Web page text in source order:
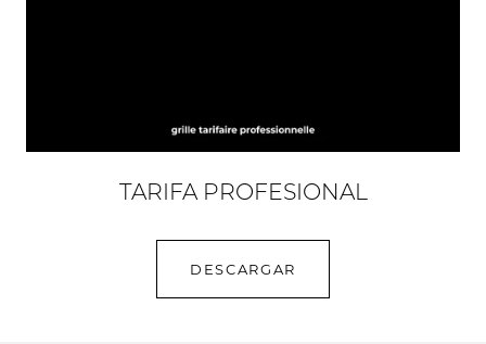
TARIFA PROFESIONAL
DESCARGAR